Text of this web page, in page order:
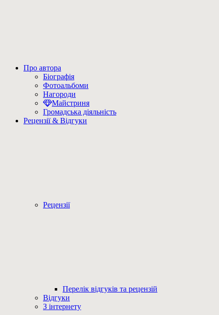
Про автора
Біографія
Фотоальбоми
Нагороди
Майстриня
Громадська діяльність
Рецензії & Відгуки
Рецензії
Перелік відгуків та рецензій
Відгуки
З інтернету